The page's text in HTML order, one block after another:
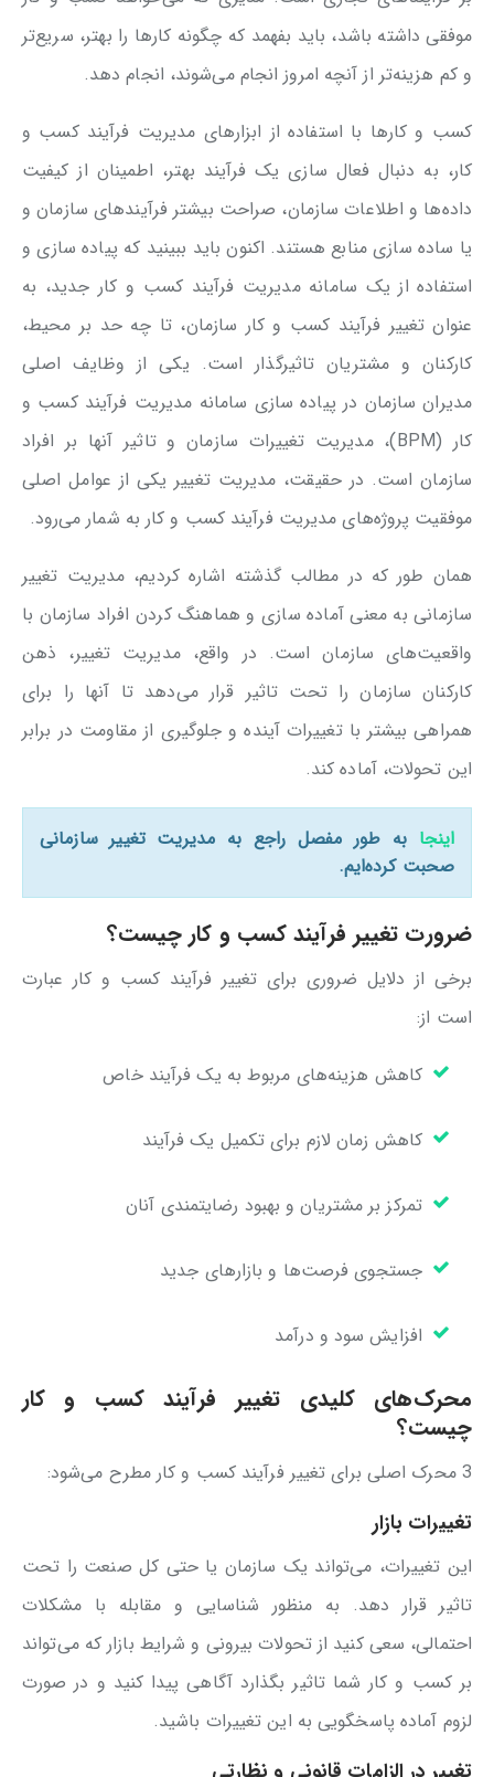
موفقی داشته باشد، باید بفهمد که چگونه کارها را بهتر، سریع‌تر
و کم هزینه‌تر از آنچه امروز انجام می‌شوند، انجام دهد.
کسب و کارها با استفاده از ابزارهای مدیریت فرآیند کسب و
کار، به دنبال فعال سازی یک فرآیند بهتر، اطمینان از کیفیت
داده‌ها و اطلاعات سازمان، صراحت بیشتر فرآیندهای سازمان و
یا ساده سازی منابع هستند. اکنون باید ببینید که پیاده سازی و
استفاده از یک سامانه مدیریت فرآیند کسب و کار جدید، به
عنوان تغییر فرآیند کسب و کار سازمان، تا چه حد بر محیط،
کارکنان و مشتریان تاثیرگذار است. یکی از وظایف اصلی
مدیران سازمان در پیاده سازی سامانه مدیریت فرآیند کسب و
کار (BPM)، مدیریت تغییرات سازمان و تاثیر آنها بر افراد
سازمان است. در حقیقت، مدیریت تغییر یکی از عوامل اصلی
موفقیت پروژه‌های مدیریت فرآیند کسب و کار به شمار می‌رود.
همان طور که در مطالب گذشته اشاره کردیم، مدیریت تغییر
سازمانی به معنی آماده سازی و هماهنگ کردن افراد سازمان با
واقعیت‌های سازمان است. در واقع، مدیریت تغییر، ذهن
کارکنان سازمان را تحت تاثیر قرار می‌دهد تا آنها را برای
همراهی بیشتر با تغییرات آینده و جلوگیری از مقاومت در برابر
این تحولات، آماده کند.
اینجا به طور مفصل راجع به مدیریت تغییر سازمانی
صحبت کرده‌ایم.
ضرورت تغییر فرآیند کسب و کار چیست؟
برخی از دلایل ضروری برای تغییر فرآیند کسب و کار عبارت
است از:
کاهش هزینه‌های مربوط به یک فرآیند خاص
کاهش زمان لازم برای تکمیل یک فرآیند
تمرکز بر مشتریان و بهبود رضایتمندی آنان
جستجوی فرصت‌ها و بازارهای جدید
افزایش سود و درآمد
محرک‌های کلیدی تغییر فرآیند کسب و کار
چیست؟
3 محرک اصلی برای تغییر فرآیند کسب و کار مطرح می‌شود:
تغییرات بازار
این تغییرات، می‌تواند یک سازمان یا حتی کل صنعت را تحت
تاثیر قرار دهد. به منظور شناسایی و مقابله با مشکلات
احتمالی، سعی کنید از تحولات بیرونی و شرایط بازار که می‌تواند
بر کسب و کار شما تاثیر بگذارد آگاهی پیدا کنید و در صورت
لزوم آماده پاسخگویی به این تغییرات باشید.